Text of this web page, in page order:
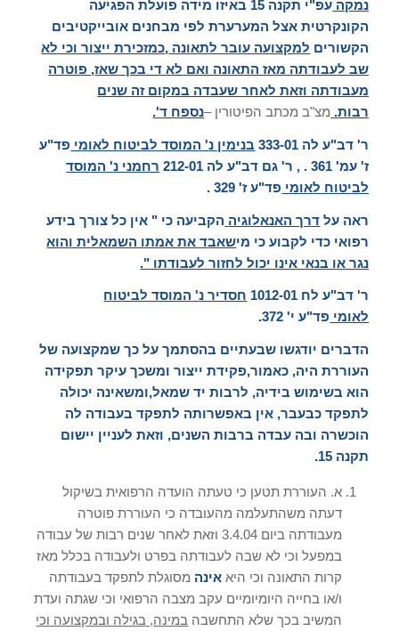
נמקה עפ"י תקנה 15 באיזו מידה פועלת הפגיעה
הקונקרטית אצל המערערת לפי מבחנים אובייקטיבים
הקשורים למקצועה עובר לתאונה ,כמזכירת ייצור וכי לא
שב לעבודתה מאז התאונה ואם לא די בכך שאז, פוטרה
מעבודתה וזאת לאחר שעבדה במקום זה שנים
רבות. מצ"ב מכתב הפיטורין –נספח ד'.
ר' דב"ע לה 333-01 בנימין נ' המוסד לביטוח לאומי פד"ע
ז' עמ' 361 . , ר' גם דב"ע לה 212-01 רחמני נ' המוסד
לביטוח לאומי פד"ע ז' 329 .
ראה על דרך האנאלוגיה הקביעה כי " אין כל צורך בידע
רפואי כדי לקבוע כי מישאבד את אמתו השמאלית והוא
נגר או בנאי אינו יכול לחזור לעבודתו ".
ר' דב"ע לח 1012-01 חסדיר נ' המוסד לביטוח
לאומי פד"ע י' 372.
הדברים יודגשו שבעתיים בהסתמך על כך שמקצועה של
העוררת היה, כאמור,פקידת ייצור ומשכך עיקר תפקידה
הוא בשימוש בידיה, לרבות יד שמאל,ומשאינה יכולה
לתפקד כבעבר, אין באפשרותה לתפקד בעבודה לה
הוכשרה ובה עבדה ברבות השנים, וזאת לעניין יישום
תקנה 15.
א. העוררת תטען כי טעתה הועדה הרפואית בשיקול
דעתה משהתעלמה מהעובדה כי העוררת פוטרה
מעבודתה ביום 3.4.04 וזאת לאחר שנים רבות של עבודה
במפעל וכי לא שבה לעבודתה בפרט ולעבודה בכלל מאז
קרות התאונה וכי היא אינה מסוגלת לתפקד בעבודתה
ו/או בחייה היומיומיים עקב מצבה הרפואי וכי שגתה ועדת
המשיב בכך שלא התחשבה במינה, בגילה ובמקצועה וכי